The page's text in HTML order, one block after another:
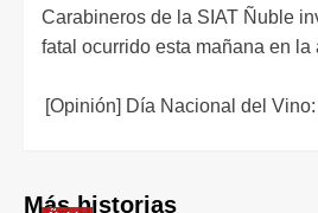
Carabineros de la SIAT Ñuble
fatal ocurrido esta mañana en la
[Opinión] Día Nacional del
Más historias